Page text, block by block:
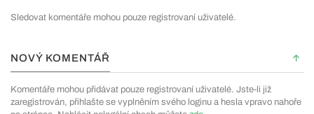
Sledovat komentáře mohou pouze registrovaní uživatelé.
NOVÝ KOMENTÁŘ
Komentáře mohou přidávat pouze registrovaní uživatelé. Jste-li již
zaregistrován, přihlašte se vyplněním svého loginu a hesla vpravo nahoře